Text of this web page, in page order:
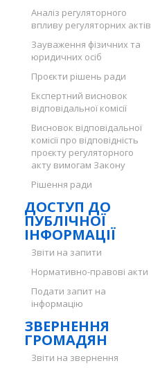
Аналіз регуляторного
впливу регуляторних актів
Зауваження фізичних та
юридичних осіб
Проєкти рішень ради
Експертний висновок
відповідальної комісії
Висновок відповідальної
комісії про відповідність
проєкту регуляторного
акту вимогам Закону
Рішення ради
ДОСТУП ДО
ПУБЛІЧНОЇ
ІНФОРМАЦІЇ
Звіти на запити
Нормативно-правові акти
Подати запит на
інформацію
ЗВЕРНЕННЯ
ГРОМАДЯН
Звіти на звернення